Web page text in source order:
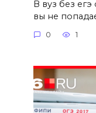
В вуз без
вы не
0 1